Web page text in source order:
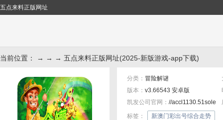
五点来料正版网址
当前位置： → → → 五点来料正版网址(2025-新版游戏-app下载)
分类： 冒险解谜
版本： v3.66543 安卓版
凯发公司官网： //
标签：
新澳门彩出号综合走势